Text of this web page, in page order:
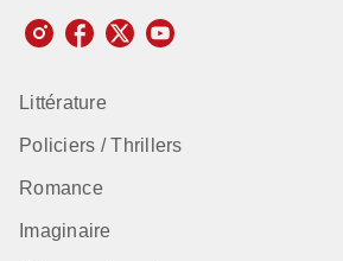
Littérature
Policiers / Thrillers
Romance
Imaginaire